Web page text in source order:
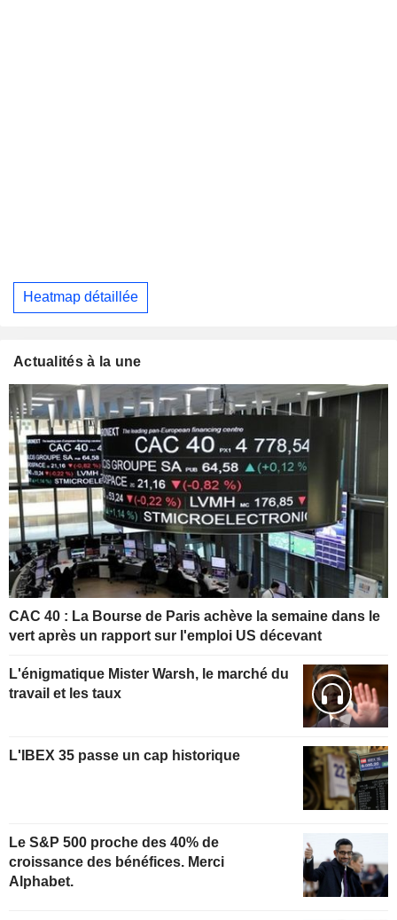
Heatmap détaillée
Actualités à la une
CAC 40 : La Bourse de Paris achève la semaine dans le
vert après un rapport sur l'emploi US décevant
L'énigmatique Mister Warsh, le marché du
travail et les taux
L'IBEX 35 passe un cap historique
Le S&P 500 proche des 40% de
croissance des bénéfices. Merci
Alphabet.